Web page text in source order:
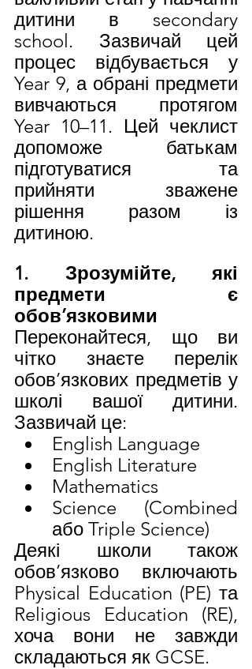
дитини в secondary
school. Зазвичай цей
процес відбувається у
Year 9, а обрані предмети
вивчаються протягом
Year 10–11. Цей чеклист
допоможе батькам
підготуватися та
прийняти зважене
рішення разом із
дитиною.
1. Зрозумійте, які
предмети є
обов’язковими
Переконайтеся, що ви
чітко знаєте перелік
обов’язкових предметів у
школі вашої дитини.
Зазвичай це:
English Language
English Literature
Mathematics
Science (Combined
або Triple Science)
Деякі школи також
обов’язково включають
Physical Education (PE) та
Religious Education (RE),
хоча вони не завжди
складаються як GCSE.